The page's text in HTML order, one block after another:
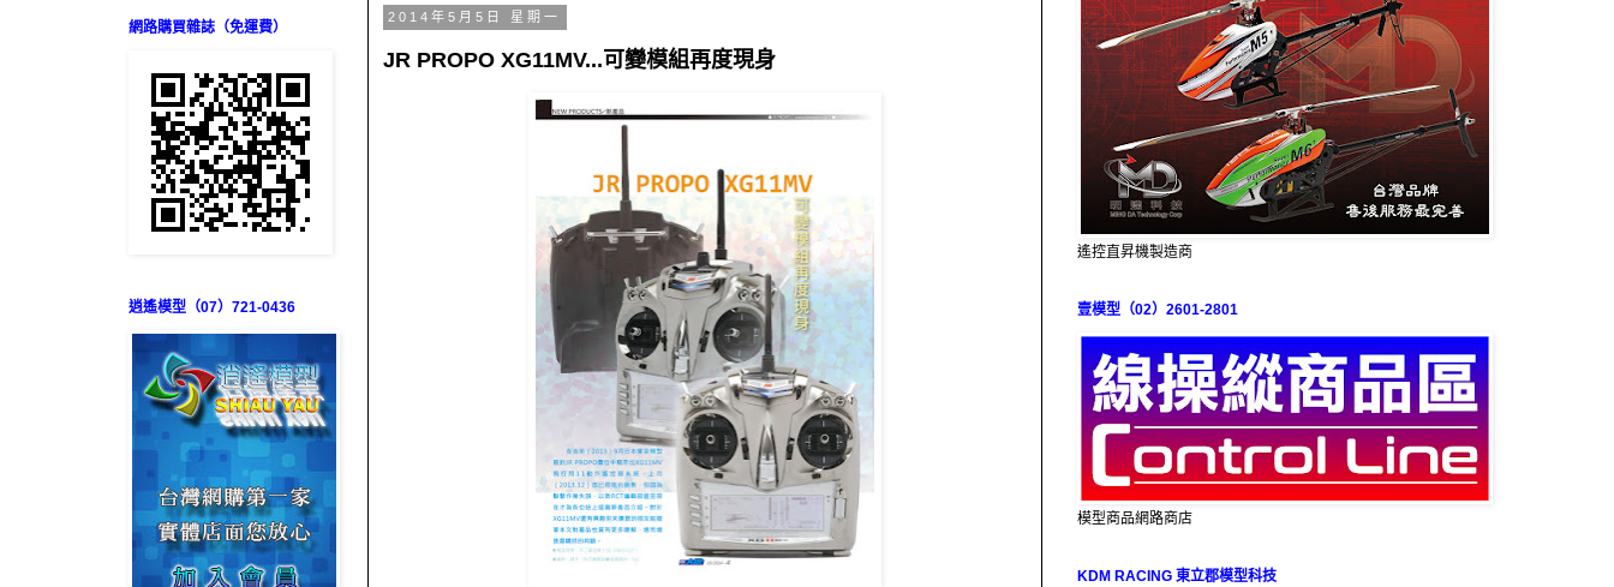
2014年5月5日 星期一
JR PROPO XG11MV...可變模組再度現身
網路購買雜誌（免運費）
逍遙模型（07）721-0436
遙控直昇機製造商
壹模型（02）2601-2801
模型商品網路商店
KDM RACING 東立郡模型科技